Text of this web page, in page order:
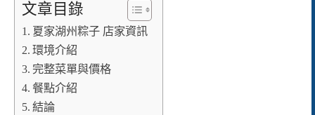
文章目錄
夏家湖州粽子 店家資訊
環境介紹
完整菜單與價格
餐點介紹
結論